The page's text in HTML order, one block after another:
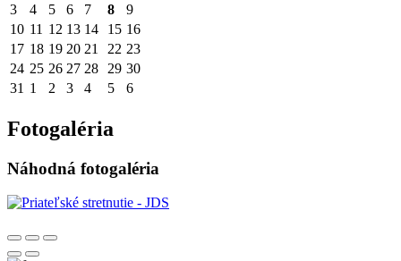
3
4 5 6 7 8
9
10 11 12 13 14 15 16
17 18 19 20 21 22 23
24 25 26 27 28 29 30
31 1 2 3 4 5 6
Fotogaléria
Náhodná fotogaléria